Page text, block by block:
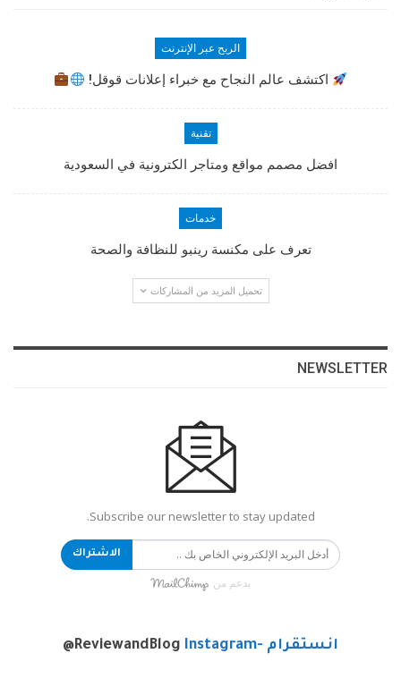
الربح عبر الإنترنت
اكتشف عالم النجاح مع خبراء إعلانات قوقل!
تقنية
افضل مصمم مواقع ومتاجر الكترونية في السعودية
خدمات
تعرف على مكنسة رينبو للنظافة والصحة
تحميل المزيد من المشاركات
NEWSLETTER
Subscribe our newsletter to stay updated.
الاشتراك
بدعم من
انستقرام -Instagram @ReviewandBlog